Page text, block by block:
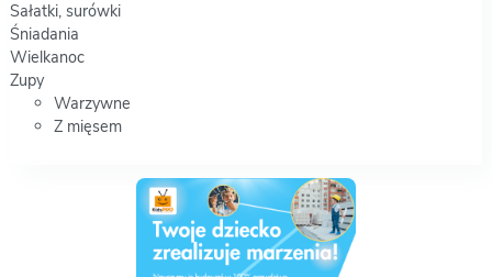
Sałatki, surówki
Śniadania
Wielkanoc
Zupy
Warzywne
Z mięsem